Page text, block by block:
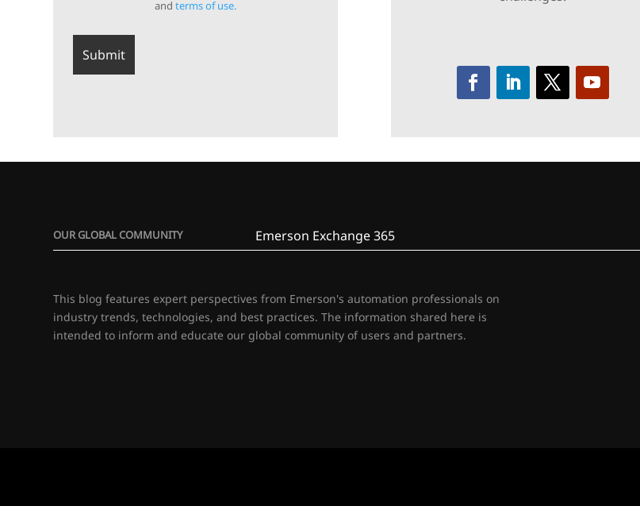
andterms of use.
OUR GLOBAL COMMUNITY Emerson Exchange 365
This blog features expert perspectives from Emerson's automation professionals on
industry trends, technologies, and best practices. The information shared here is
intended to inform and educate our global community of users and partners.